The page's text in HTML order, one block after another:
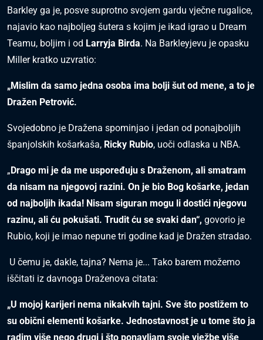
Barkley ga je, posve suprotno svojem gardu vječne rugalice,
najavio kao najboljeg šutera s kojim je ikad igrao u Dream
Teamu, boljim i od Larryja Birda. Na Barkleyjevu je opasku
Miller kratko uzvratio:
„Mislim da samo jedna osoba ima bolji šut od mene, a to je
Dražen Petrović.
Svojedobno je Dražena spominjao i jedan od ponajboljih
španjolskih košarkaša, Ricky Rubio, uoči odlaska u NBA.
„ Drago mi je da me uspoređuju s Draženom, ali smatram
da nisam na njegovoj razini. On je bio Bog košarke, jedan
od najboljih ikada! Nisam siguran mogu li dostići njegovu
razinu, ali ću pokušati. Trudit ću se svaki dan“, govorio je
Rubio, koji je imao nepune tri godine kad je Dražen stradao.
U čemu je, dakle, tajna? Nema je... Tako barem možemo
iščitati iz davnoga Draženova citata:
„U mojoj karijeri nema nikakvih tajni. Sve što postižem to
su obični elementi košarke. Jednostavnost je u tome što ja
radim više nego drugi i što ponavljam svoje vježbe više